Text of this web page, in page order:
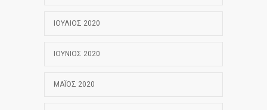
ΙΟΎΛΙΟΣ 2020
ΙΟΎΝΙΟΣ 2020
ΜΆΙΟΣ 2020